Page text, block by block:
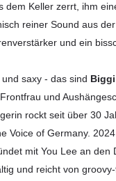
dem Keller zerrt, ihm
reiner Sound aus
und ein
saxy - das sind
und
rockt seit über 30
Voice of Germany.
mit You Lee an
und reicht von